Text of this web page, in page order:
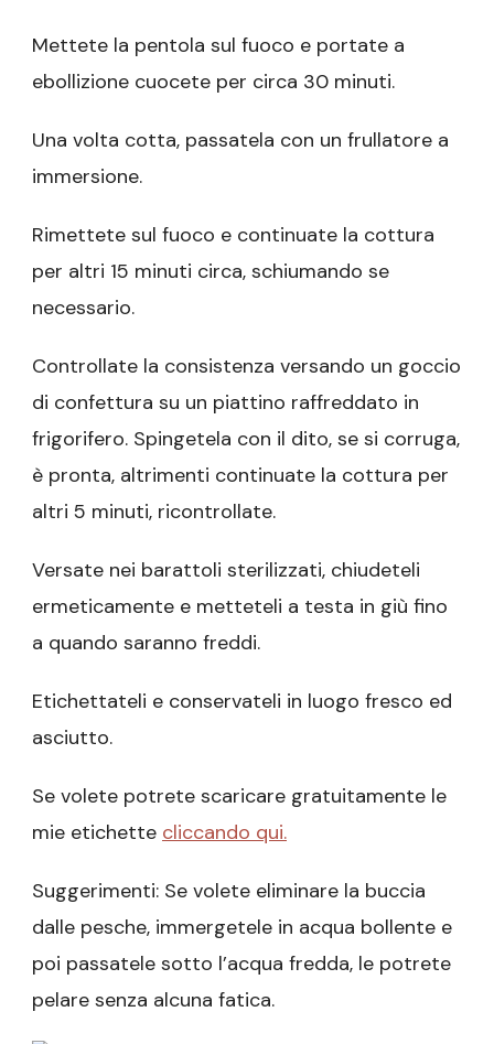
Mettete la pentola sul fuoco e portate a
ebollizione cuocete per circa 30 minuti.
Una volta cotta, passatela con un frullatore a
immersione.
Rimettete sul fuoco e continuate la cottura
per altri 15 minuti circa, schiumando se
necessario.
Controllate la consistenza versando un goccio
di confettura su un piattino raffreddato in
frigorifero. Spingetela con il dito, se si corruga,
è pronta, altrimenti continuate la cottura per
altri 5 minuti, ricontrollate.
Versate nei barattoli sterilizzati, chiudeteli
ermeticamente e metteteli a testa in giù fino
a quando saranno freddi.
Etichettateli e conservateli in luogo fresco ed
asciutto.
Se volete potrete scaricare gratuitamente le
mie etichette cliccando qui.
Suggerimenti: Se volete eliminare la buccia
dalle pesche, immergetele in acqua bollente e
poi passatele sotto l’acqua fredda, le potrete
pelare senza alcuna fatica.